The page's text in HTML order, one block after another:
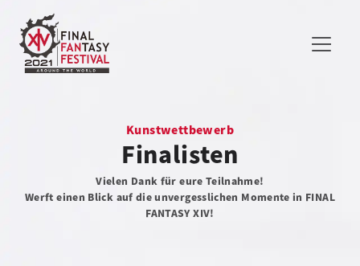
Kunstwettbewerb
Finalisten
Vielen Dank für eure Teilnahme!
Werft einen Blick auf die unvergesslichen Momente in FINAL
FANTASY XIV!